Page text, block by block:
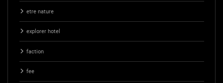
etre nature
explorer hotel
faction
fee